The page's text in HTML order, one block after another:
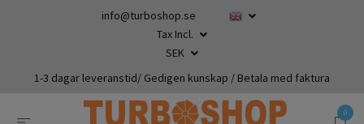
info@turboshop.se
Tax Incl.
SEK
1-3 dagar leveranstid/ Gedigen kunskap / Betala med faktura
0